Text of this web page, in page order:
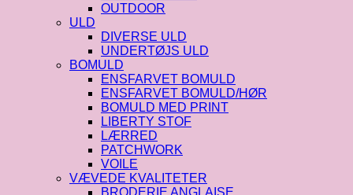
OUTDOOR
ULD
DIVERSE ULD
UNDERTØJS ULD
BOMULD
ENSFARVET BOMULD
ENSFARVET BOMULD/HØR
BOMULD MED PRINT
LIBERTY STOF
LÆRRED
PATCHWORK
VOILE
VÆVEDE KVALITETER